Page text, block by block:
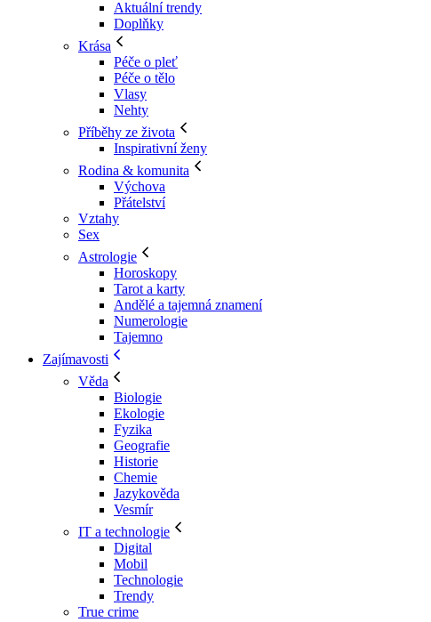
Aktuální trendy
Doplňky
Krása
Péče o pleť
Péče o tělo
Vlasy
Nehty
Příběhy ze života
Inspirativní ženy
Rodina & komunita
Výchova
Přátelství
Vztahy
Sex
Astrologie
Horoskopy
Tarot a karty
Andělé a tajemná znamení
Numerologie
Tajemno
Zajímavosti
Věda
Biologie
Ekologie
Fyzika
Geografie
Historie
Chemie
Jazykověda
Vesmír
IT a technologie
Digital
Mobil
Technologie
Trendy
True crime